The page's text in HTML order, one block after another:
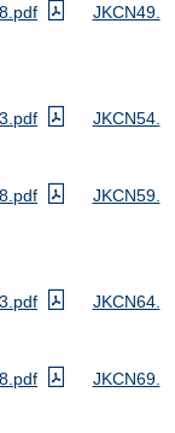
JKCN49.
JKCN54.
JKCN59.
JKCN64.
JKCN69.